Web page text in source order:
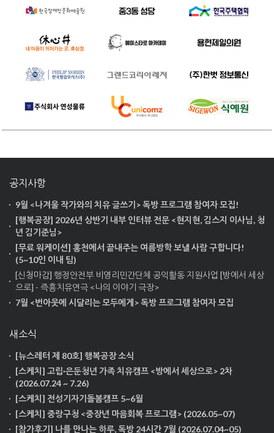
공지사항
9월 <나겨울 작가와의 치유 글쓰기> 독방 프로그램 참여자 모집!
[행복공장] 2026년 상반기 내부 인터뷰 전문 <현지현, 김스지 이사님, 청
년 김기준님>
[무료 워케이션] 홍천에서 끝내주는 여름방학 보낼 사람 구합니다!
(5~10인 이내 팀)
[신청마감] 행정안전부 비영리민간단체 공익활동 지원사업 [방에서 세상
으로] - 즉흥치유연극 <나의 이야기 극장>
7월 <번아웃에 시달리는 모두에게> 독방 프로그램 참여자 모집
새소식
[뉴스레터 제 80호] 행복공장 소식
[스케치] 고립·은둔청년 가족 치유캠프 <방에서 세상으로> 2차
(2026.07.24 ~ 7.26)
[스케치] 전성기자기돌봄캠프 5~6월
[스케치] 중랑구청 <중장년 마음회복 프로그램> (2026.05~07)
[참가후기] 나를 만나는 하루, 독방 24시간 7월 (2026.07.04~05)